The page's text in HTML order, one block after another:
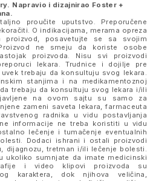
Napravio i dizajnirao Foster +
proučite uputstvo. Preporučene
O indikacijama, merama opreza
proizvod, posavetujte se sa svojim
ne smeju da koriste osobe
proizvoda. Nisu svi proizvodi
lekara. Trudnice i dojilje pre
trebaju da konsultuju svog lekara.
stanjima i na medikamentoznoj
trebaju da konsultuju svog lekara i/ili
na ovom sajtu su samo za
zameni saveta lekara, farmaceuta
radnika u vidu postavljanja
informacije ne treba koristiti u vidu
lečenje i tumačenje eventualnih
Dodaci ishrani i ostali proizvodi
dijagnozu, tretman i/ili lečenje bolesti.
ukoliko sumnjate da imate medicinski
i video klipovi proizvoda su
karaktera, dok njihova veličina,